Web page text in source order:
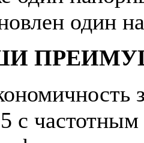
один
с